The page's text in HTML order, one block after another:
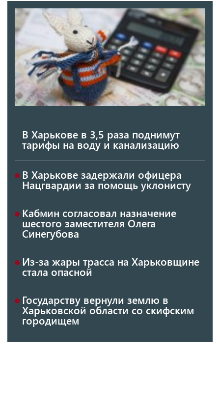
В Харькове в 3,5 раза поднимут
тарифы на воду и канализацию
В Харькове задержали офицера
Нацгвардии за помощь уклонисту
Кабмин согласовал назначение
шестого заместителя Олега
Синегубова
Из-за жары трасса на Харьковщине
стала опасной
Государству вернули землю в
Харьковской области со скифским
городищем